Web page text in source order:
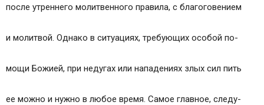
после утреннего молитвенного правила, с благоговением
и молитвой. Однако в ситуациях, требующих особой по-
мощи Божией, при недугах или нападениях злых сил пить
ее можно и нужно в любое время. Самое главное, следу-